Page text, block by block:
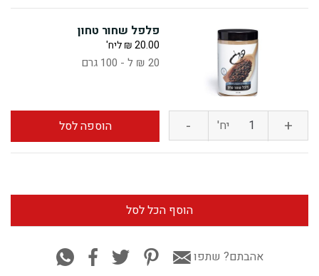
של
שמן
זית
(סורי)
בקבוק
פלפל שחור טחון
₪20.00 ליח'
20 ₪ ל - 100 גרם
+
כמות
של
יח' - הוספה לסל
הוסף הכל לסל
אהבתם? שתפו